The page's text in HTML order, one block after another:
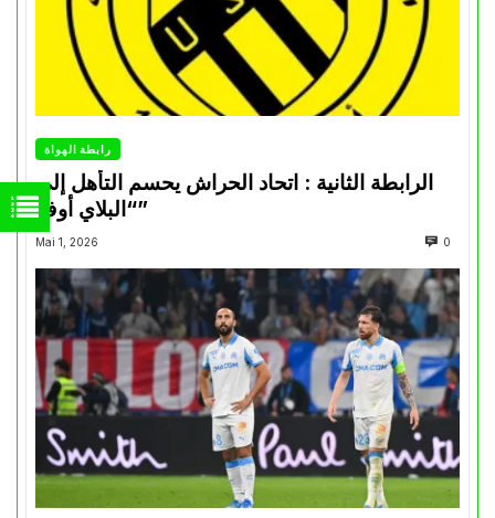
رابطة الهواة
الرابطة الثانية : اتحاد الحراش يحسم التأهل إلى
“البلاي أوف”
Mai 1, 2026 0